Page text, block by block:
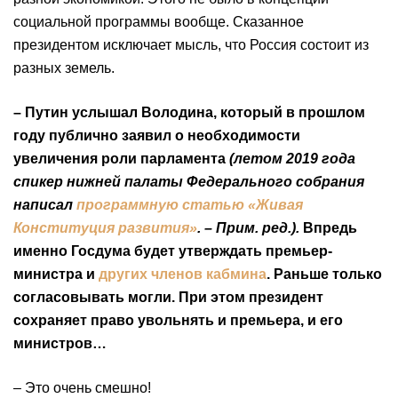
социальной программы вообще. Сказанное
президентом исключает мысль, что Россия состоит из
разных земель.
– Путин услышал Володина, который в прошлом
году публично заявил о необходимости
увеличения роли парламента (летом 2019 года
спикер нижней палаты Федерального собрания
написал программную статью «Живая
Конституция развития». – Прим. ред.). Впредь
именно Госдума будет утверждать премьер-
министра и других членов кабмина. Раньше только
согласовывать могли. При этом президент
сохраняет право увольнять и премьера, и его
министров…
– Это очень смешно!